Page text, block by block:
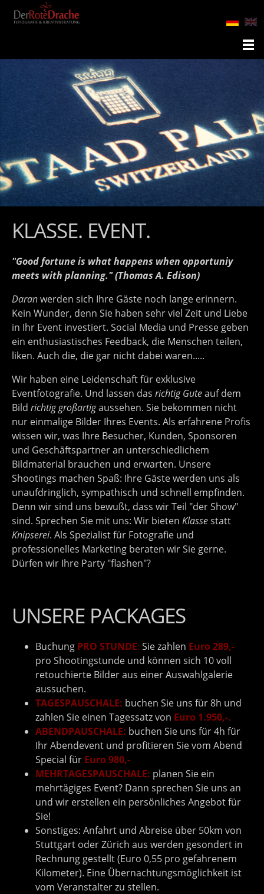
KLASSE. EVENT.
"Good fortune is what happens when opportuniy
meets with planning." (Thomas A. Edison)
Daranwerden sich Ihre Gäste noch lange erinnern.
Kein Wunder, denn Sie haben sehr viel Zeit und Liebe
in Ihr Event investiert. Social Media und Presse geben
ein enthusiastisches Feedback, die Menschen teilen,
liken. Auch die, die gar nicht dabei waren.....
Wir haben eine Leidenschaft für exklusive
Eventfotografie. Und lassen das richtig Guteauf dem
Bild richtig großartigaussehen. Sie bekommen nicht
nur einmalige Bilder Ihres Events. Als erfahrene Profis
wissen wir, was Ihre Besucher, Kunden, Sponsoren
und Geschäftspartner an unterschiedlichem
Bildmaterial brauchen und erwarten. Unsere
Shootings machen Spaß: Ihre Gäste werden uns als
unaufdringlich, sympathisch und schnell empfinden.
Denn wir sind uns bewußt, dass wir Teil "der Show"
sind. Sprechen Sie mit uns: Wir bieten Klassestatt
Knipserei. Als Spezialist für Fotografie und
professionelles Marketing beraten wir Sie gerne.
Dürfen wir Ihre Party "flashen"?
UNSERE PACKAGES
Buchung PRO STUNDE: Sie zahlen Euro 289,-
pro Shootingstunde und können sich 10 voll
retouchierte Bilder aus einer Auswahlgalerie
aussuchen.
TAGESPAUSCHALE: buchen Sie uns für 8h und
zahlen Sie einen Tagessatz von Euro 1.950,-.
ABENDPAUSCHALE: buchen Sie uns für 4h für
Ihr Abendevent und profitieren Sie vom Abend
Special für Euro 980,-
MEHRTAGESPAUSCHALE: planen Sie ein
mehrtägiges Event? Dann sprechen Sie uns an
und wir erstellen ein persönliches Angebot für
Sie!
Sonstiges: Anfahrt und Abreise über 50km von
Stuttgart oder Zürich aus werden gesondert in
Rechnung gestellt (Euro 0,55 pro gefahrenem
Kilometer). Eine Übernachtungsmöglichkeit ist
vom Veranstalter zu stellen.